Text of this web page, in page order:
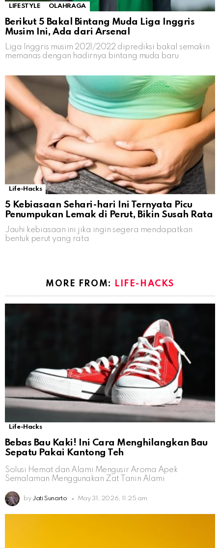
LIFESTYLE OLAHRAGA
Berikut 5 Bakal Bintang Muda Liga Inggris
Musim Ini, Ada dari Arsenal
Liga Inggris musim 2021/2022 diprediksi bakal semakin
memanas dengan hadirnya bintang muda baru
Life-Hacks
5 Kebiasaan Sehari-hari Ini Ternyata Picu
Penumpukan Lemak di Perut, Bikin Susah Rata
Jauhi kebiasaan ini jika ingin segera mendapatkan
bentuk perut yang rata
MORE FROM: LIFE-HACKS
Life-Hacks
Bebas Bau Kaki! Ini Cara Menghilangkan Bau
Sepatu Pakai Kantong Teh
Solusi Hemat dan Alami Mengusir Aroma Apek
Semalaman Menggunakan Zat Tanin Alami
by Jati Sunarto May 31, 2026, 11:25 am